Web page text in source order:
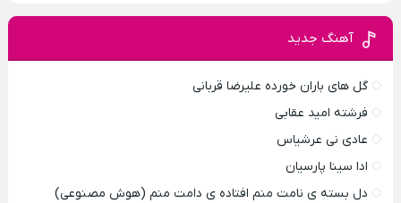
آهنگ جدید
گل های باران خورده علیرضا قربانی
فرشته امید عقابی
عادی نی عرشیاس
ادا سینا پارسیان
دل بسته ی نامت منم افتاده ی دامت منم (هوش مصنوعی)